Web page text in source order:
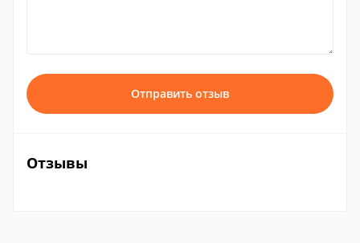
Отправить отзыв
Отзывы